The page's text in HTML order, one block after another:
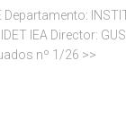
Departamento:
IEA Director:
nº 1/26 >>